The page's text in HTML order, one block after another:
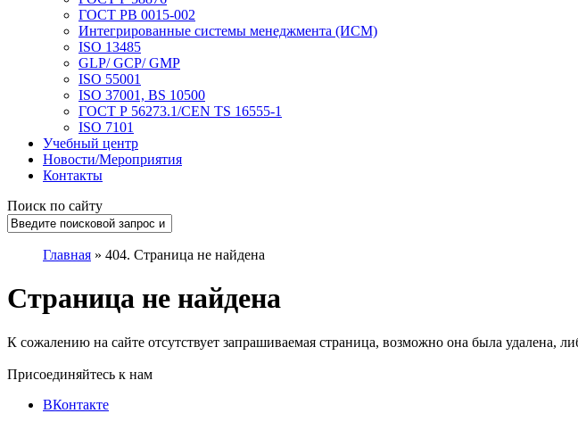
ГОСТ РВ 0015-002
Интегрированные системы менеджмента (ИСМ)
ISO 13485
GLP/ GCP/ GMP
ISO 55001
ISO 37001, BS 10500
ГОСТ Р 56273.1/CEN TS 16555-1
ISO 7101
Учебный центр
Новости/Мероприятия
Контакты
Поиск по сайту
Главная » 404. Страница не найдена
Страница не найдена
К сожалению на сайте отсутствует запрашиваемая страница, возможно она была удалена,
Присоединяйтесь к нам
ВКонтакте